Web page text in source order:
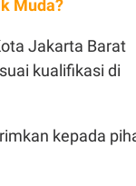
Muda?
Jakarta Barat
kualifikasi di
kepada